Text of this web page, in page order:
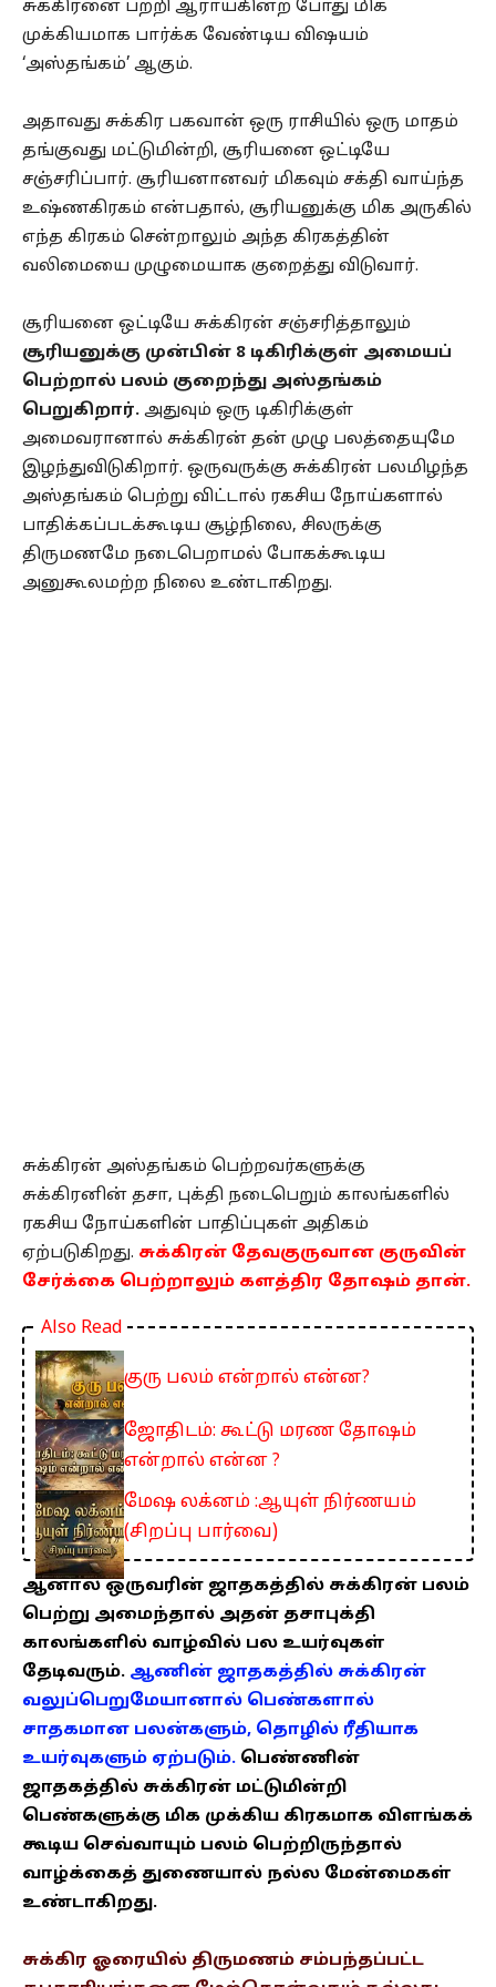
சுக்கிரனை பற்றி ஆராய்கின்ற போது மிக
முக்கியமாக பார்க்க வேண்டிய விஷயம்
‘அஸ்தங்கம்’ ஆகும்.
அதாவது சுக்கிர பகவான் ஒரு ராசியில் ஒரு மாதம்
தங்குவது மட்டுமின்றி, சூரியனை ஒட்டியே
சஞ்சரிப்பார். சூரியனானவர் மிகவும் சக்தி வாய்ந்த
உஷ்ணகிரகம் என்பதால், சூரியனுக்கு மிக அருகில்
எந்த கிரகம் சென்றாலும் அந்த கிரகத்தின்
வலிமையை முழுமையாக குறைத்து விடுவார்.
சூரியனை ஒட்டியே சுக்கிரன் சஞ்சரித்தாலும்
சூரியனுக்கு முன்பின் 8 டிகிரிக்குள் அமையப்
பெற்றால் பலம் குறைந்து அஸ்தங்கம்
பெறுகிறார். அதுவும் ஒரு டிகிரிக்குள்
அமைவரானால் சுக்கிரன் தன் முழு பலத்தையுமே
இழந்துவிடுகிறார். ஒருவருக்கு சுக்கிரன் பலமிழந்த
அஸ்தங்கம் பெற்று விட்டால் ரகசிய நோய்களால்
பாதிக்கப்படக்கூடிய சூழ்நிலை, சிலருக்கு
திருமணமே நடைபெறாமல் போகக்கூடிய
அனுகூலமற்ற நிலை உண்டாகிறது.
சுக்கிரன் அஸ்தங்கம் பெற்றவர்களுக்கு
சுக்கிரனின் தசா, புக்தி நடைபெறும் காலங்களில்
ரகசிய நோய்களின் பாதிப்புகள் அதிகம்
ஏற்படுகிறது. சுக்கிரன் தேவகுருவான குருவின்
சேர்க்கை பெற்றாலும் களத்திர தோஷம் தான்.
Also Read
குரு பலம் என்றால் என்ன?
ஜோதிடம்: கூட்டு மரண தோஷம்
என்றால் என்ன ?
மேஷ லக்னம் :ஆயுள் நிர்ணயம்
(சிறப்பு பார்வை)
ஆனால் ஒருவரின் ஜாதகத்தில் சுக்கிரன் பலம்
பெற்று அமைந்தால் அதன் தசாபுக்தி
காலங்களில் வாழ்வில் பல உயர்வுகள்
தேடிவரும். ஆணின் ஜாதகத்தில் சுக்கிரன்
வலுப்பெறுமேயானால் பெண்களால்
சாதகமான பலன்களும், தொழில் ரீதியாக
உயர்வுகளும் ஏற்படும். பெண்ணின்
ஜாதகத்தில் சுக்கிரன் மட்டுமின்றி
பெண்களுக்கு மிக முக்கிய கிரகமாக விளங்கக்
கூடிய செவ்வாயும் பலம் பெற்றிருந்தால்
வாழ்க்கைத் துணையால் நல்ல மேன்மைகள்
உண்டாகிறது.
சுக்கிர ஓரையில் திருமணம் சம்பந்தப்பட்ட